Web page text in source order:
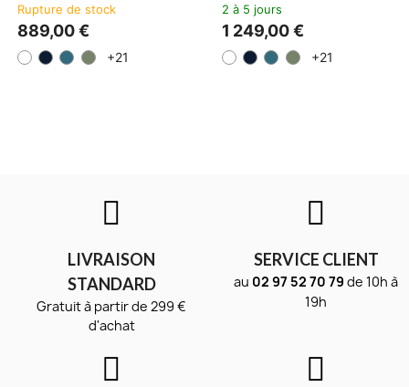
Rupture de stock
889,00 €
+21
2 à 5 jours
1 249,00 €
+21
LIVRAISON
STANDARD
Gratuit à partir de 299 €
d'achat
SERVICE CLIENT
au 02 97 52 70 79 de 10h à
19h